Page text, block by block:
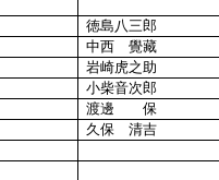
徳島八三郎
中西 覺藏
岩崎虎之助
小柴音次郎
渡邊 保
久保 清吉